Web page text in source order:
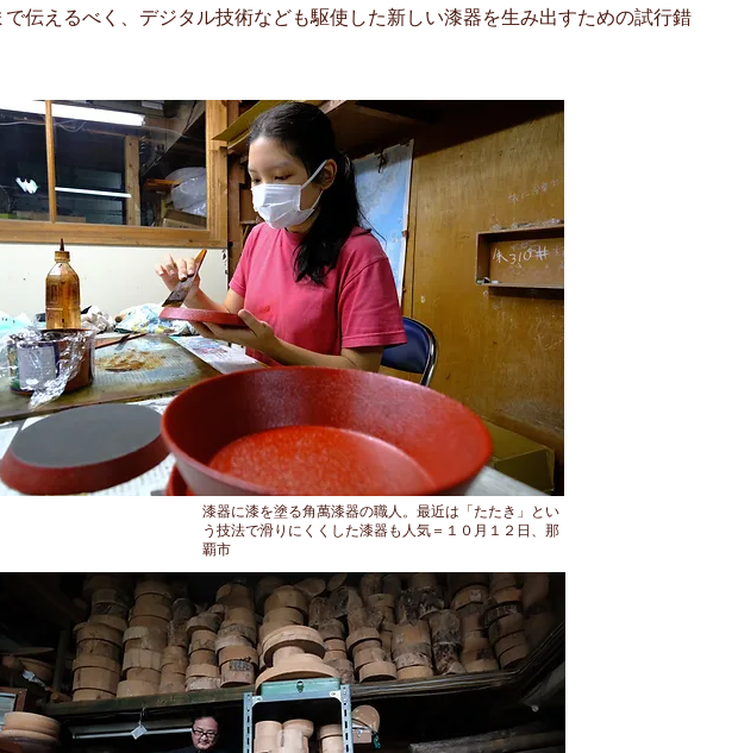
伝えるべく、デジタル技術なども駆使した新しい漆器を生み出すための試行錯
漆器に漆を塗る角萬漆器の職人。最近は「たたき」とい
う技法で滑りにくくした漆器も人気＝１０月１２日、那
覇市